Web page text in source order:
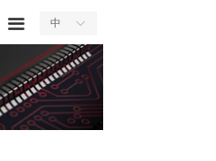
끀 ꀅ
中